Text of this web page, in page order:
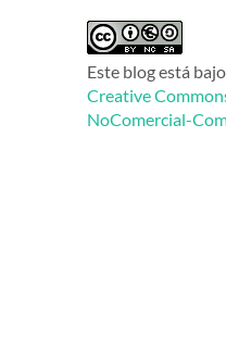
Este blog está
Creative
NoComercial-